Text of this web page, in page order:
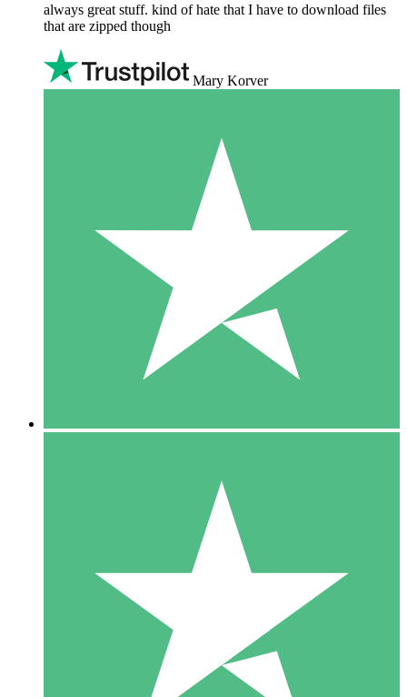
always great stuff. kind of hate that I have to download files
that are zipped though
Mary Korver